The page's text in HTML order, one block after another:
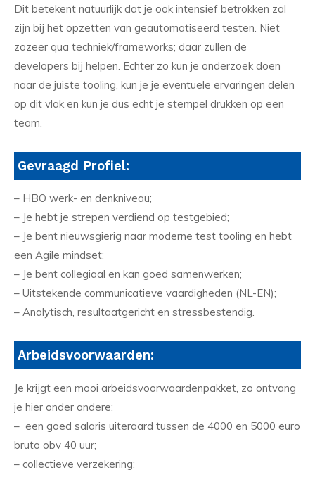
Dit betekent natuurlijk dat je ook intensief betrokken zal
zijn bij het opzetten van geautomatiseerd testen. Niet
zozeer qua techniek/frameworks; daar zullen de
developers bij helpen. Echter zo kun je onderzoek doen
naar de juiste tooling, kun je je eventuele ervaringen delen
op dit vlak en kun je dus echt je stempel drukken op een
team.
Gevraagd Profiel:
– HBO werk- en denkniveau;
– Je hebt je strepen verdiend op testgebied;
– Je bent nieuwsgierig naar moderne test tooling en hebt
een Agile mindset;
– Je bent collegiaal en kan goed samenwerken;
– Uitstekende communicatieve vaardigheden (NL-EN);
– Analytisch, resultaatgericht en stressbestendig.
Arbeidsvoorwaarden:
Je krijgt een mooi arbeidsvoorwaardenpakket, zo ontvang
je hier onder andere:
– een goed salaris uiteraard tussen de 4000 en 5000 euro
bruto obv 40 uur;
– collectieve verzekering;